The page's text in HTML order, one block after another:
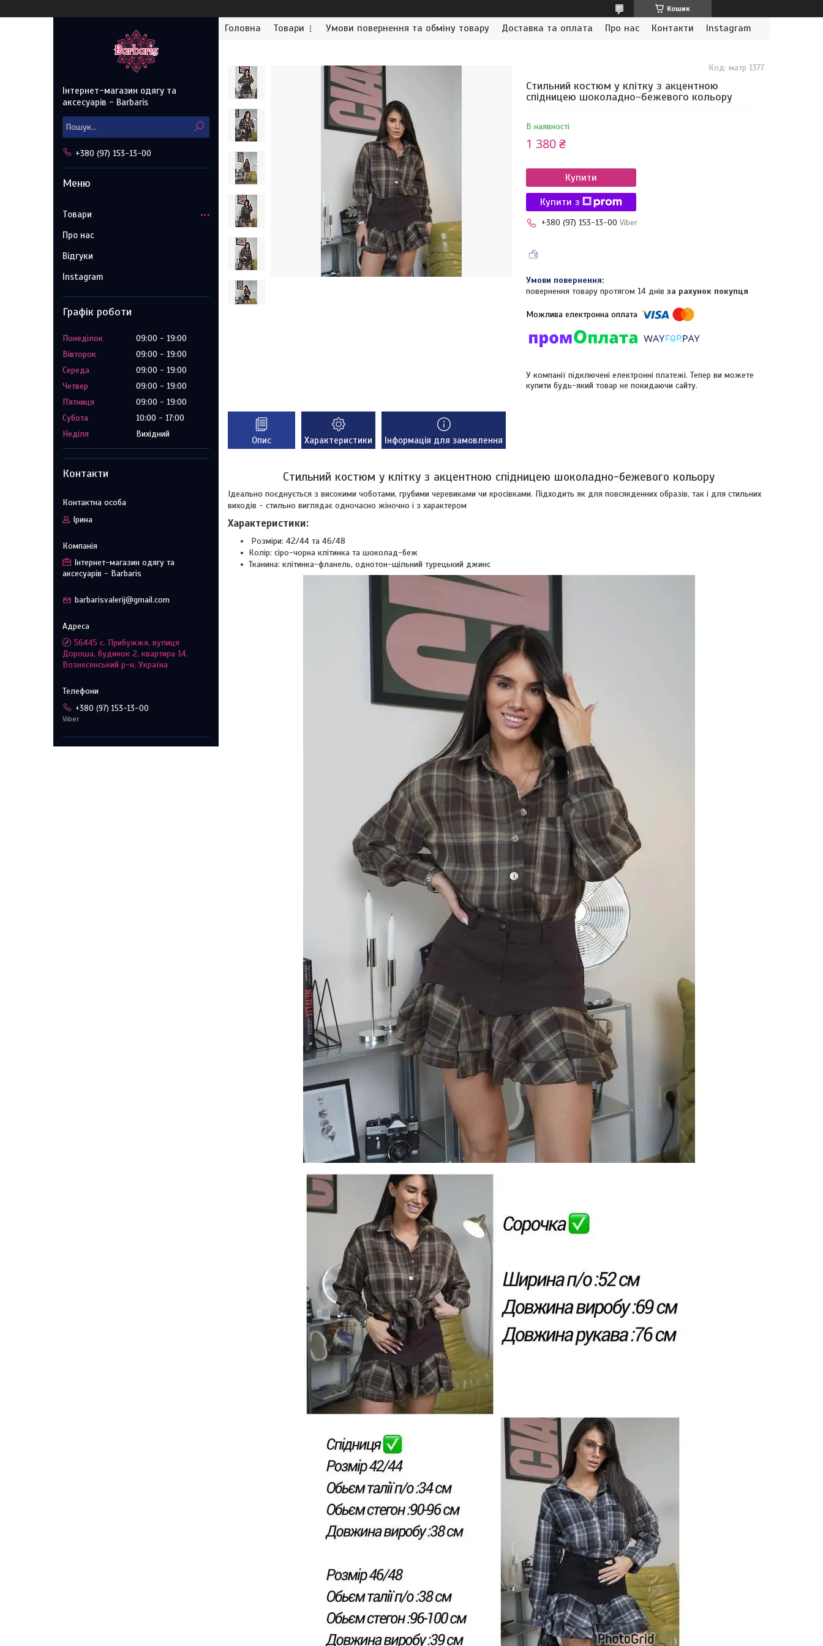
Кошик
Головна Товари Умови повернення та обміну товару Доставка та оплата Про нас Контакти Instagram
Стильний костюм у клітку з акцентною
спідницею шоколадно-бежевого кольору
В наявності
Код:матр 1377
1 380 ₴
Купити
Купити з
+380 (97) 153-13-00 Viber
повернення товару протягом 14 днів за рахунок покупця
У компанії підключені електронні платежі. Тепер ви можете
купити будь-який товар не покидаючи сайту.
Опис Характеристики Інформація для замовлення
Стильний костюм у клітку з акцентною спідницею шоколадно-бежевого кольору
Ідеально поєднується з високими чоботами, грубими черевиками чи кросівками. Підходить як для повсякденних образів, так і для стильних
виходів - стильно виглядає одночасно жіночно і з характером
Характеристики:
Розміри: 42/44 та 46/48
Колір: сіро-чорна клітинка та шоколад-беж
Тканина: клітинка-фланель, однотон-щільний турецький джинс
Інтернет-магазин одягу та
аксесуарів - Barbaris
+380 (97) 153-13-00
Товари
Про нас
Відгуки
Instagram
Графік роботи
Понеділок 09:00
19:00
Вівторок
09:00
19:00
Середа
09:00
19:00
Четвер
09:00
19:00
Пʼятниця
09:00
19:00
Субота
10:00
17:00
Неділя
Вихідний
Контакти
Ірина
Інтернет-магазин одягу та
аксесуарів - Barbaris
barbarisvalerij@gmail.com
56445 с. Прибужжя, вулиця
Дороша, будинок 2, квартира 14,
Вознесенський р-н, Україна
+380 (97) 153-13-00
Viber